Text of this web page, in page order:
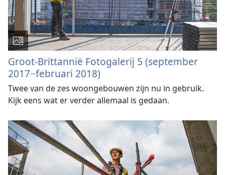
Groot-Brittannië Fotogalerij 5 (september
2017−februari 2018)
Twee van de zes woongebouwen zijn nu in gebruik.
Kijk eens wat er verder allemaal is gedaan.